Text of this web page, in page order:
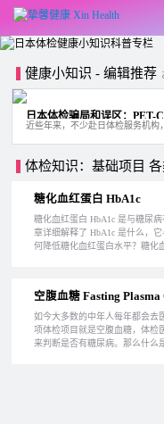
健康小知识 - 编辑推荐
体检知识：基础项目 各
糖化血红蛋白 HbA1c
糖化血红蛋白 HbA1c 是与糖尿
章详细解释了 HbA1c 是什么，
何降低糖化血红蛋白水平？糖化
空腹血糖 Fasting Plasma
如今大多数的中年人每年都会去
项体检项目就是空腹血糖，体检
来判断是否有糖尿病。那么什么
并且在第二天的早餐前禁食期间